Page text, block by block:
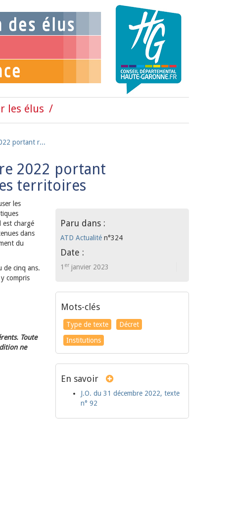
les élus
portant r...
2022 portant
territoires
les
est chargé
dans
du
de cinq ans.
compris
Toute
ne
Paru dans :
ATD Actualitén°324
Date :
1 erjanvier 2023
Mots-clés
Type de texte
Décret
Institutions
En savoir
J.O. du 31 décembre 2022, texte
n° 92